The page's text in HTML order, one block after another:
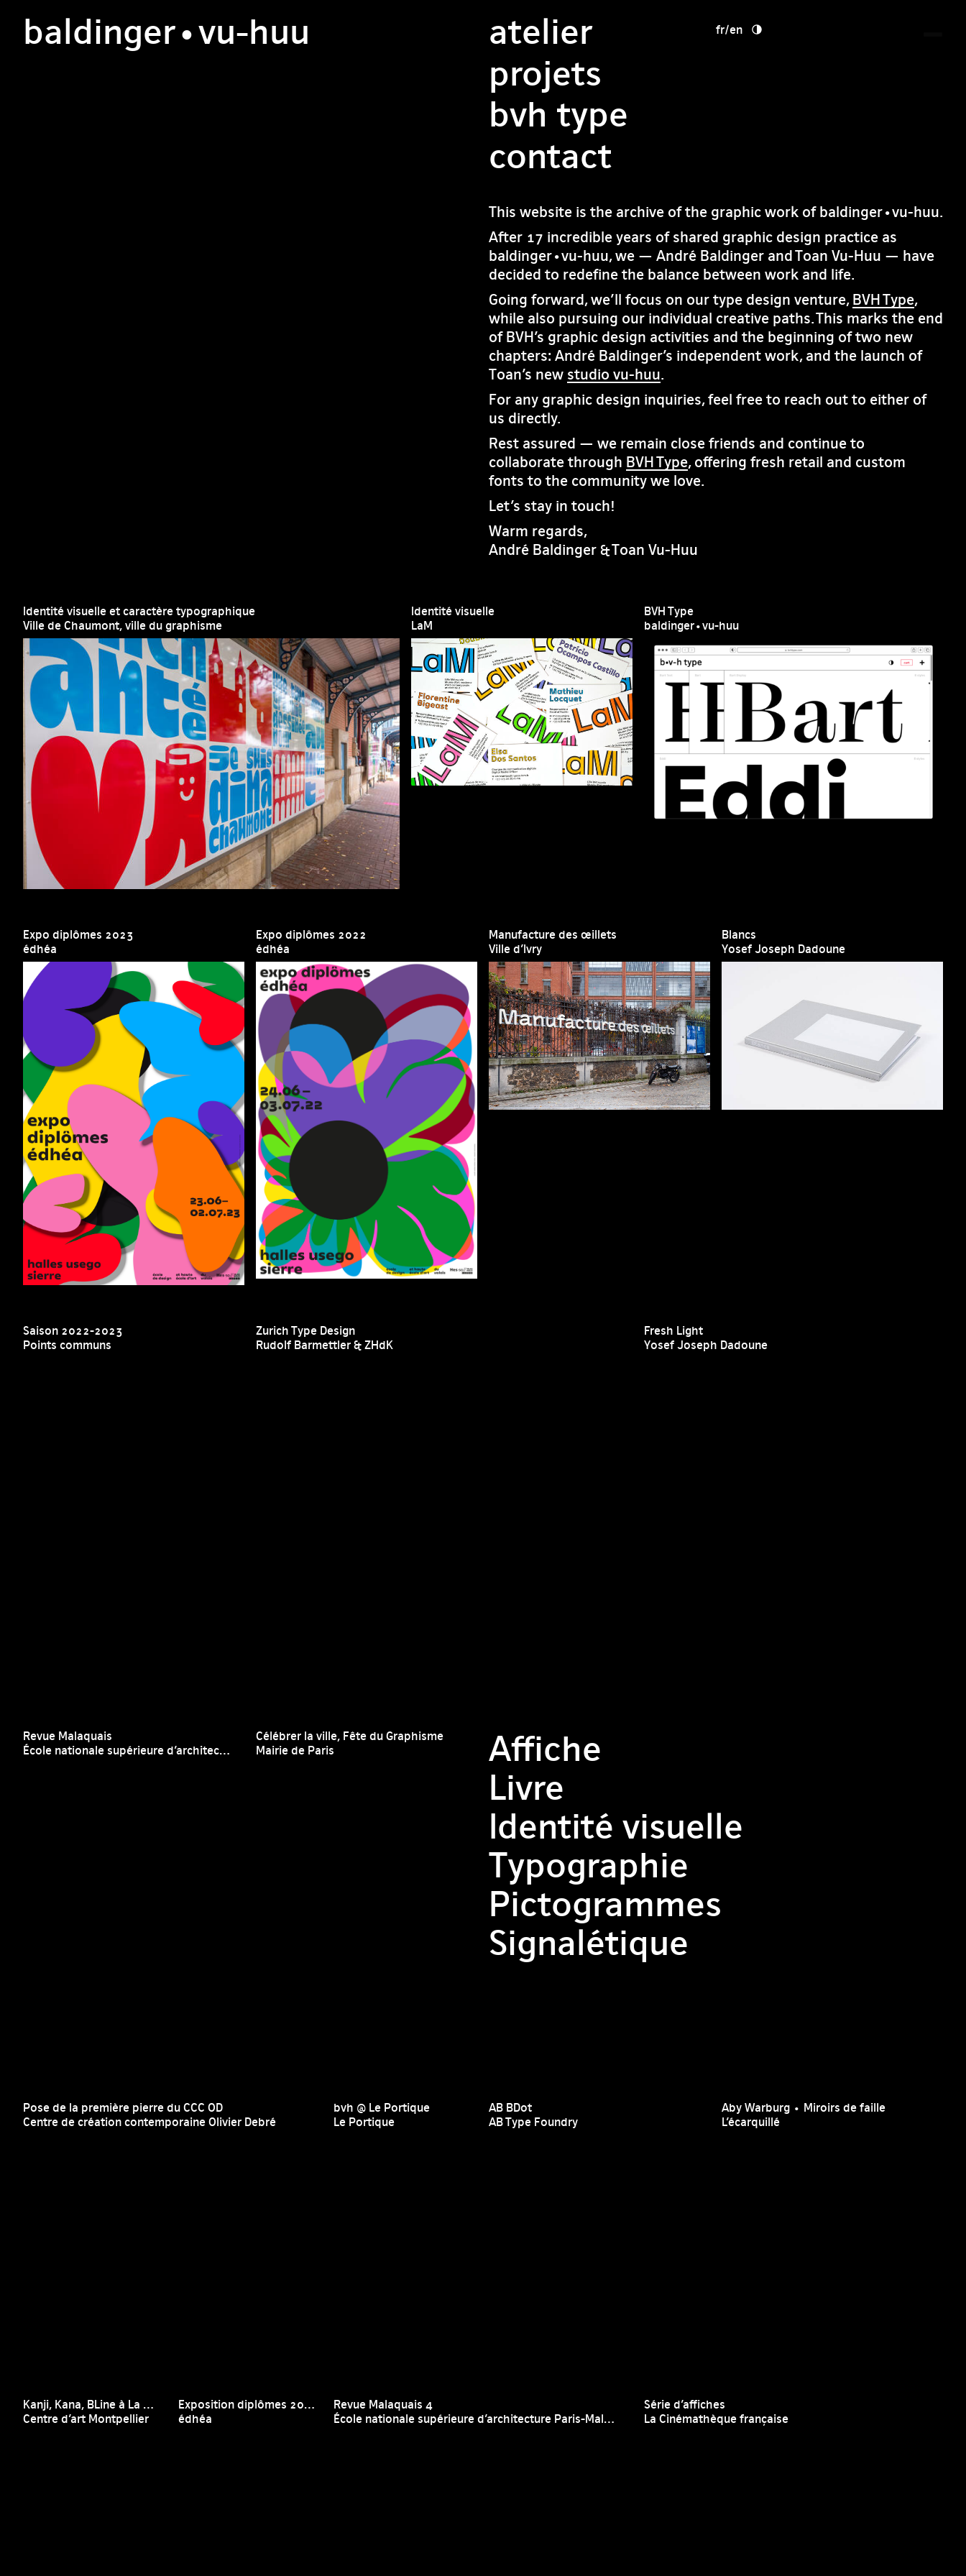
baldinger•vu-huu
atelier
projets
bvh type
contact
fr/en
This website is the archive of the graphic work of baldinger•vu-huu.
After 17 incredible years of shared graphic design practice as
baldinger•vu-huu, we — André Baldinger and Toan Vu-Huu — have
decided to redefine the balance between work and life.
Going forward, we’ll focus on our type design venture, BVH Type,
while also pursuing our individual creative paths. This marks the end
of BVH’s graphic design activities and the beginning of two new
chapters: André Baldinger’s independent work, and the launch of
Toan’s new studio vu-huu.
For any graphic design inquiries, feel free to reach out to either of
us directly.
Rest assured — we remain close friends and continue to
collaborate through BVH Type, offering fresh retail and custom
fonts to the community we love.
Let’s stay in touch!
Warm regards,
André Baldinger & Toan Vu-Huu
Identité visuelle et caractère typographique
Ville de Chaumont, ville du graphisme
Identité visuelle
LaM
BVH Type
baldinger•vu-huu
Expo diplômes 2023
édhéa
Expo diplômes 2022
édhéa
Manufacture des œillets
Ville d’Ivry
Blancs
Yosef Joseph Dadoune
Saison 2022-2023
Points communs
Zurich Type Design
Rudolf Barmettler & ZHdK
Fresh Light
Yosef Joseph Dadoune
Affiche
Livre
Identité visuelle
Typographie
Pictogrammes
Signalétique
Revue Malaquais
École nationale supérieure d’architecture Paris-Malaquais
Célébrer la ville, Fête du Graphisme
Mairie de Paris
Pose de la première pierre du CCC OD
Centre de création contemporaine Olivier Debré
bvh @ Le Portique
Le Portique
AB BDot
AB Type Foundry
Aby Warburg • Miroirs de faille
L’écarquillé
Kanji, Kana, BLine à La Fenêtre, Centre d’art Montpellier
Centre d’art Montpellier
Exposition diplômes 2019
édhéa
Revue Malaquais 4
École nationale supérieure d’architecture Paris-Malaquais
Série d’affiches
La Cinémathèque française